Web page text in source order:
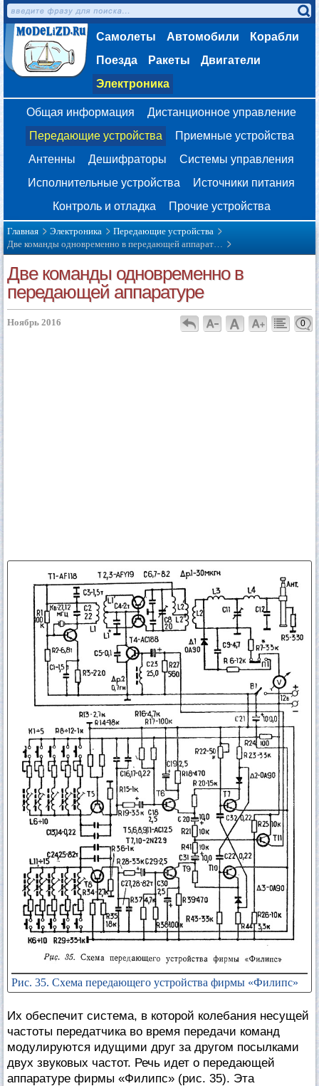
Самолеты Автомобили
Корабли
Поезда
Ракеты
Двигатели
Электроника
Общая информация
Дистанционное управление
Передающие устройства
Приемные устройства
Антенны
Дешифраторы
Системы управления
Исполнительные устройства
Источники питания
Контроль и отладка
Прочие устройства
Главная Электроника
Передающие устройства
Две команды одновременно в передающей аппарат…
Две команды одновременно в
передающей аппаратуре
Ноябрь 2016 0
Рис. 35. Схема передающего устройства фирмы «Филипс»
Их обеспечит система, в которой колебания несущей
частоты передатчика во время передачи команд
модулируются идущими друг за другом посылками
двух звуковых частот. Речь идет о передающей
аппаратуре фирмы «Филипс» (рис. 35). Эта